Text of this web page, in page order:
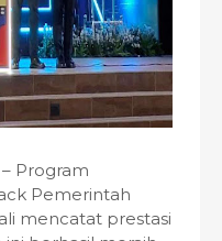
Program
Pemerintah
mencatat prestasi